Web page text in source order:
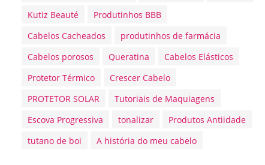
Kutiz Beauté
Produtinhos BBB
Cabelos Cacheados
produtinhos de farmácia
Cabelos porosos
Queratina
Cabelos Elásticos
Protetor Térmico
Crescer Cabelo
PROTETOR SOLAR
Tutoriais de Maquiagens
Escova Progressiva
tonalizar
Produtos Antiidade
tutano de boi
A história do meu cabelo